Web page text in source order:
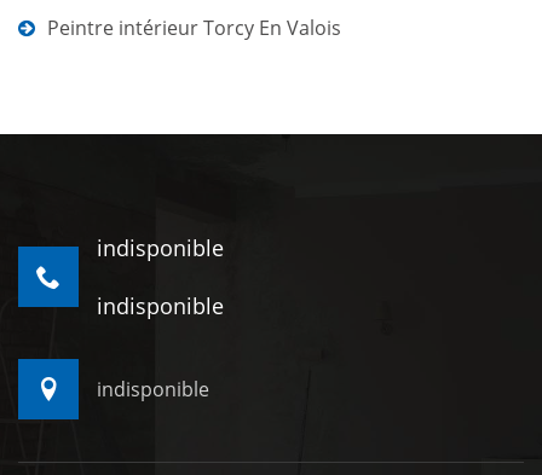
Peintre intérieur Torcy En Valois
indisponible
indisponible
indisponible